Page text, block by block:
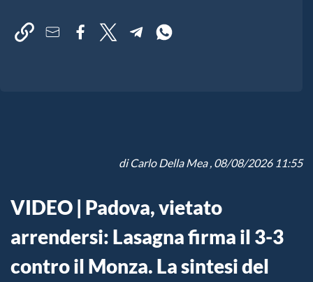
diCarlo Della Mea , 08/08/2026 11:55
VIDEO | Padova, vietato
arrendersi: Lasagna firma il 3-3
contro il Monza. La sintesi del